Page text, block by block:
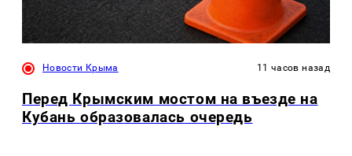
Новости Крыма 11 часов назад
Перед Крымским мостом на въезде на
Кубань образовалась очередь